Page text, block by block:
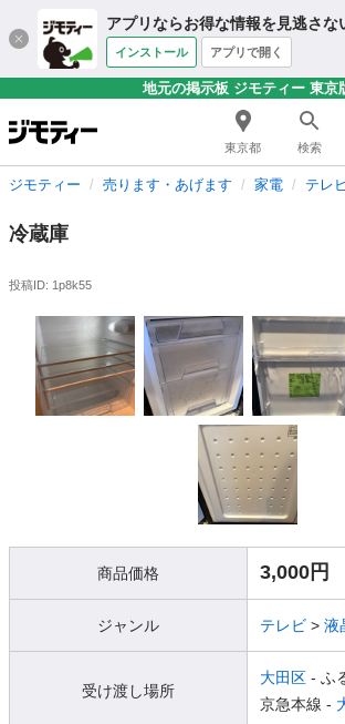
アプリならお得な情報を見逃さな
インストール アプリで開く
地元の掲示板 ジモティー 東京
東京都 検索
ジモティー 売ります・あげます 家電 テレ
冷蔵庫
投稿ID: 1p8k55
商品価格 3,000円
ジャンル テレビ > 液
受け渡し場所
大田区 - ふ
京急本線 -